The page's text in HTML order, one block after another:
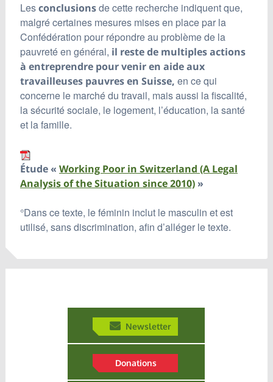
Lesconclusionsde cette recherche indiquent que,
malgré certaines mesures mises en place par la
Confédération pour répondre au problème de la
pauvreté en général, il reste de multiples actions
à entreprendre pour venir en aide aux
travailleuses pauvres en Suisse, en ce qui
concerne le marché du travail, mais aussi la fiscalité,
la sécurité sociale, le logement, l’éducation, la santé
et la famille.
Étude « Working Poor in Switzerland (A Legal
Analysis of the Situation since 2010)»
°Dans ce texte, le féminin inclut le masculin et est
utilisé, sans discrimination, afin d’alléger le texte.
Newsletter
Donations